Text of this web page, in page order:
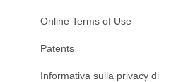
Online Terms of Use
Patents
Informativa sulla privacy di